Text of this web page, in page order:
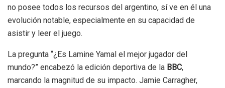
no posee todos los recursos del argentino, sí ve en él una
evolución notable, especialmente en su capacidad de
asistir y leer el juego.
La pregunta “¿Es Lamine Yamal el mejor jugador del
mundo?” encabezó la edición deportiva de la BBC,
marcando la magnitud de su impacto. Jamie Carragher,